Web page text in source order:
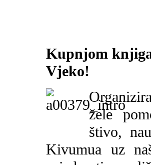
Kupnjom
Vjeko!
žele
štivo,
Kivumua uz